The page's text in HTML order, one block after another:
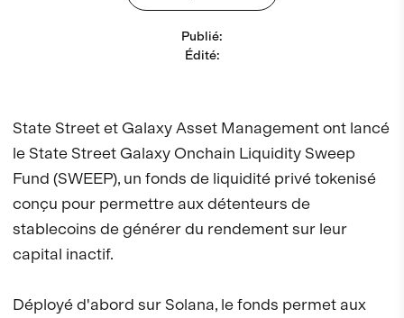
Publié:
Édité:
State Street et Galaxy Asset Management ont lancé
le State Street Galaxy Onchain Liquidity Sweep
Fund (SWEEP), un fonds de liquidité privé tokenisé
conçu pour permettre aux détenteurs de
stablecoins de générer du rendement sur leur
capital inactif.
Déployé d'abord sur Solana, le fonds permet aux